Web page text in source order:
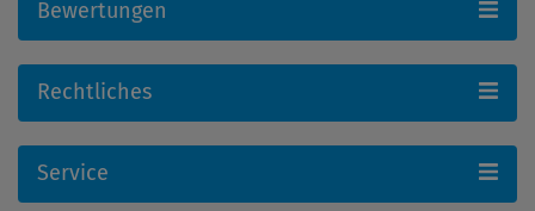
Bewertungen
Rechtliches
Service